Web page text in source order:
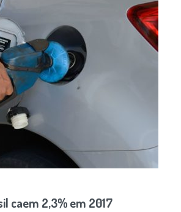
caem 2,3% em 2017